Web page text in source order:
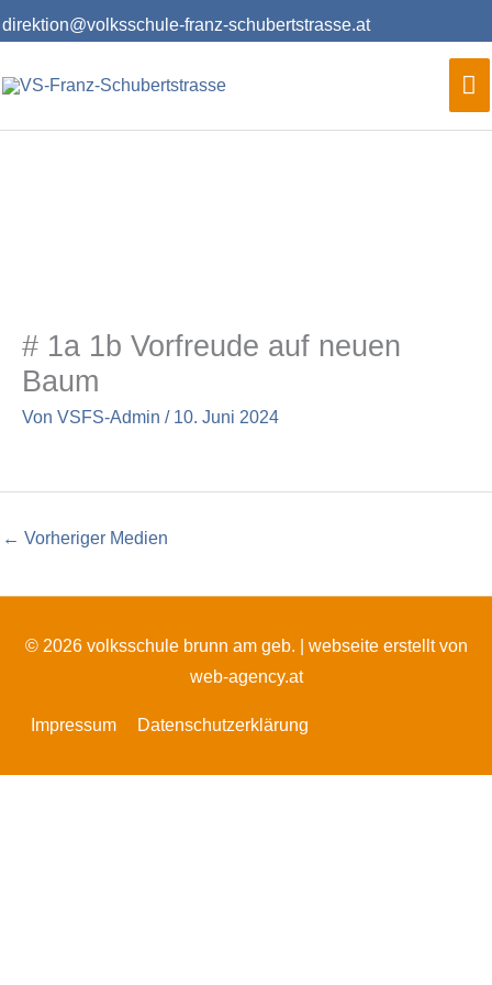
Inhalt
direktion@volksschule-franz-schubertstrasse.at
# 1a 1b Vorfreude auf neuen
Baum
Von VSFS-Admin / 10. Juni 2024
← Vorheriger Medien
© 2026 volksschule brunn am geb. | webseite erstellt von
web-agency.at
Impressum Datenschutzerklärung